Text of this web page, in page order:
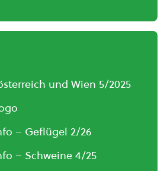
und Wien 5/2025
– Geflügel 2/26
– Schweine 4/25